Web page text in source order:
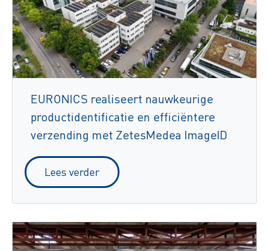
EURONICS realiseert nauwkeurige
productidentificatie en efficiëntere
verzending met ZetesMedea ImageID
Lees verder